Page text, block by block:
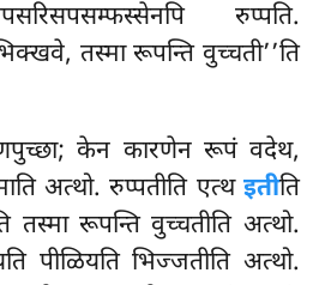
रुप्पति.
तस्मा रूपन्ति वुच्चती’’ति
केन कारणेन रूपं वदेथ,
अत्थो. रुप्पतीति एत्थ इतीति
तस्मा रूपन्ति वुच्चतीति अत्थो.
पीळियति भिज्जतीति अत्थो.